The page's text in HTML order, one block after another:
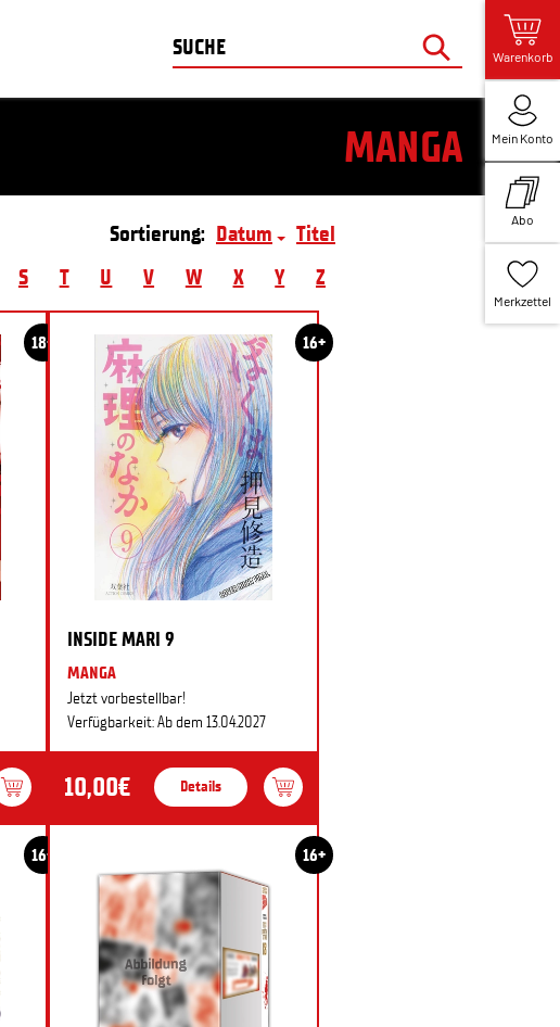
Warenkorb
Mein Konto
Abo
Merkzettel
MANGA
Sortierung: Datum
Titel
S T U V W X Y Z
18+ 16+
INSIDE MARI 9
MANGA
Jetzt vorbestellbar!
Verfügbarkeit: Ab dem 13.04.2027
10,00€ Details
16+ 16+